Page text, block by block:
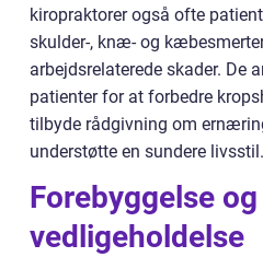
kiropraktorer også ofte
skulder-, knæ- og
arbejdsrelaterede skader. De
patienter for at forbedre
tilbyde rådgivning om
understøtte en sundere livsstil.
Forebyggelse og
vedligeholdelse